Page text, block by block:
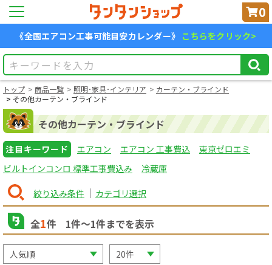
0
《全国エアコン工事可能目安カレンダー》 こちらをクリック>
トップ 商品一覧 照明･家具･インテリア
カーテン・ブラインド
その他カーテン・ブラインド
その他カーテン・ブラインド
注目キーワード エアコン エアコン 工事費込
東京ゼロエミ
ビルトインコンロ 標準工事費込み
冷蔵庫
絞り込み条件 カテゴリ選択
全1件 1件〜1件までを表示